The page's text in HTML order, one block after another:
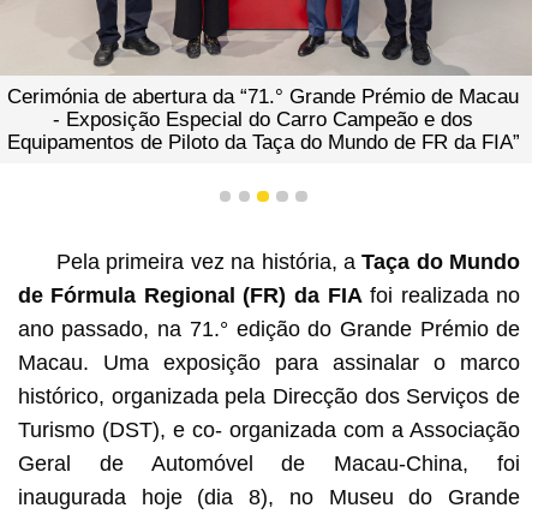
Cerimónia de abertura da “71.° Grande Prémio de Macau
- Exposição Especial do Carro Campeão e dos
Equipamentos de Piloto da Taça do Mundo de FR da FIA”
1 2 3 4 5
Pela primeira vez na história, aTaça do Mundo
de Fórmula Regional (FR) da FIA foi realizada no
ano passado, na 71.° edição do Grande Prémio de
Macau. Uma exposição para assinalar o marco
histórico, organizada pela Direcção dos Serviços de
Turismo (DST), e co- organizada com a Associação
Geral de Automóvel de Macau-China, foi
inaugurada hoje (dia 8), no Museu do Grande